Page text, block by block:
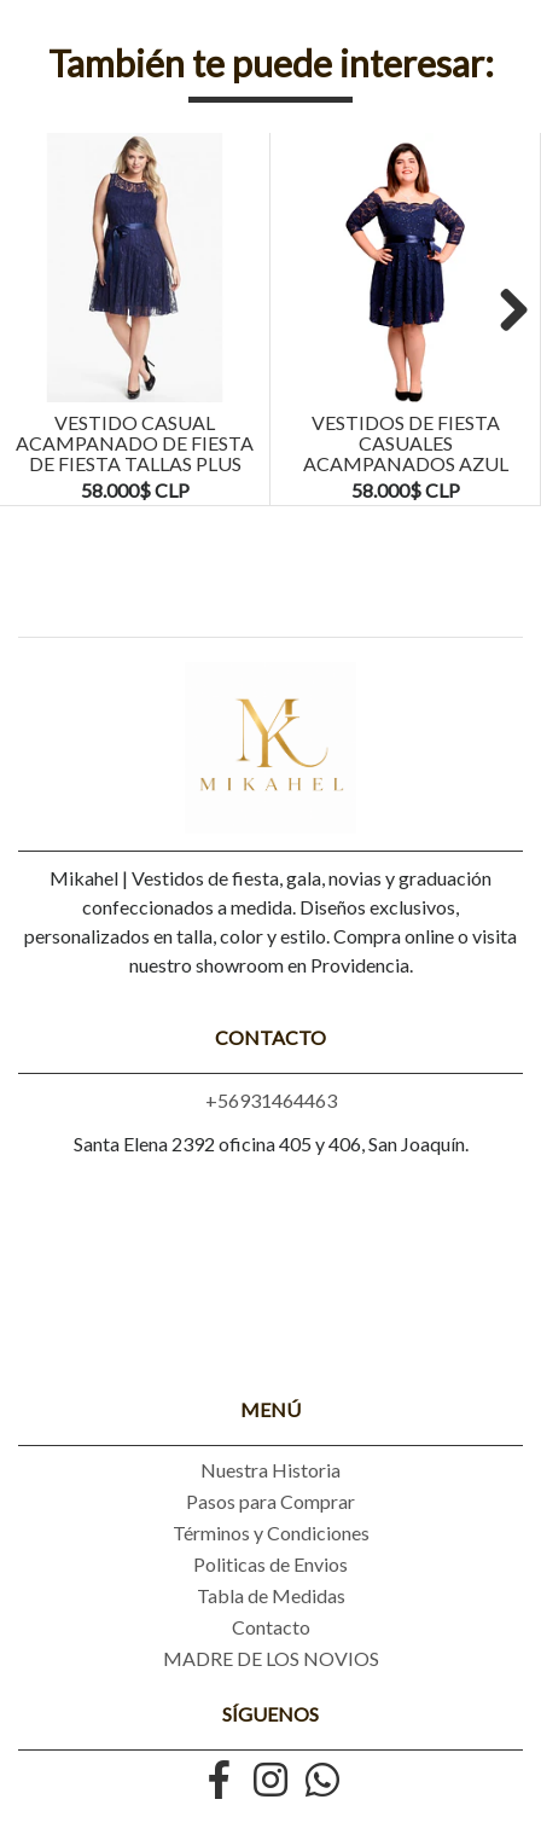
También te puede interesar:
VESTIDO CASUAL
ACAMPANADO DE FIESTA
DE FIESTA TALLAS PLUS
KADRIHEL
58.000$ CLP
VESTIDOS DE FIESTA
CASUALES
ACAMPANADOS AZUL
MARINO TALLAS PLUS
KADRIHEL
58.000$ CLP
Mikahel | Vestidos de fiesta, gala, novias y graduación
confeccionados a medida. Diseños exclusivos,
personalizados en talla, color y estilo. Compra online o visita
nuestro showroom en Providencia.
CONTACTO
+56931464463
Santa Elena 2392 oficina 405 y 406, San Joaquín.
MENÚ
Nuestra Historia
Pasos para Comprar
Términos y Condiciones
Politicas de Envios
Tabla de Medidas
Contacto
MADRE DE LOS NOVIOS
SÍGUENOS